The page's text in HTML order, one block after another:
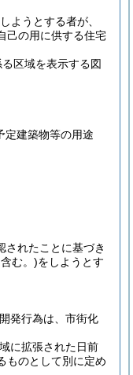
ようとする者が、
己の用に供する住宅
区域を表示する図
定建築物等の用途
れたことに基づき
む。)をしようとす
発行為は、市街化
に拡張された日前
ものとして別に定め